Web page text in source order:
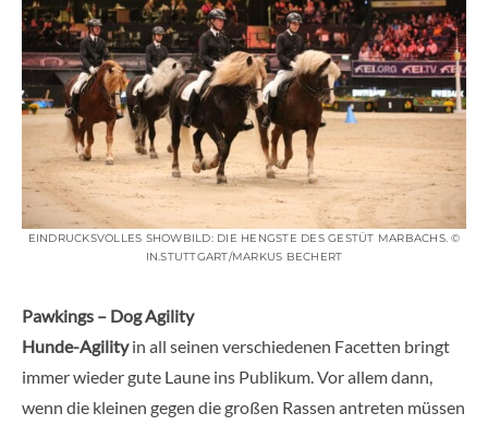
EINDRUCKSVOLLES SHOWBILD: DIE HENGSTE DES GESTÜT MARBACHS. ©
IN.STUTTGART/MARKUS BECHERT
Pawkings – Dog Agility
Hunde-Agilityin all seinen verschiedenen Facetten bringt
immer wieder gute Laune ins Publikum. Vor allem dann,
wenn die kleinen gegen die großen Rassen antreten müssen